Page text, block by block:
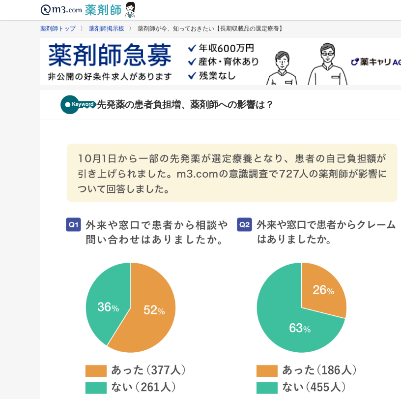
薬剤師トップ〉 薬剤師掲示板 〉 薬剤師が今、知っておきたい【長期収載品の選定療養】
先発薬の患者負担増、薬剤師への影響は？